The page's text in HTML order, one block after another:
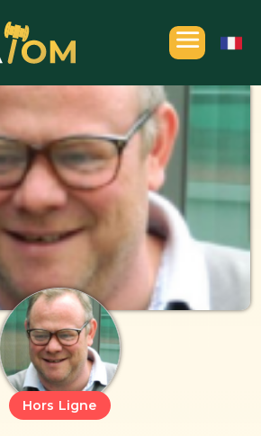
Hors Ligne